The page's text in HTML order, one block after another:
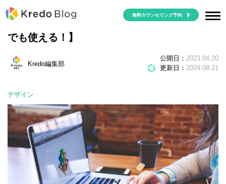
無料カウンセリング予約
おすすめのWebデザインツール特集【初心者
でも使える！】
Kredo編集部
公開日： 2023.04.20
更新日： 2024.08.21
デザイン